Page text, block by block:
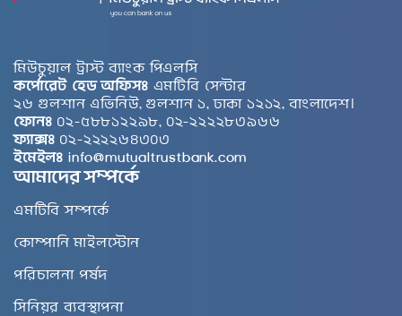
মিউচুয়াল ট্রাস্ট ব্যাংক পিএলসি
কর্পোরেট হেড অফিসঃ এমটিবি সেন্টার
২৬ গুলশান এভিনিউ, গুলশান ১, ঢাকা ১২১২, বাংলাদেশ।
ফোনঃ ০২-৫৮৮১২২৯৮, ০২-২২২২৮৩৯৬৬
ফ্যাক্সঃ ০২-২২২২৬৪৩০৩
ইমেইলঃ info@mutualtrustbank.com
আমাদের সম্পর্কে
এমটিবি সম্পর্কে
কোম্পানি মাইলস্টোন
পরিচালনা পর্ষদ
সিনিয়র ব্যবস্থাপনা